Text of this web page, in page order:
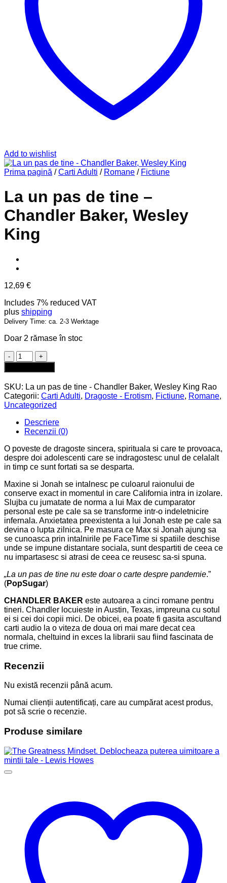
Add to wishlist
Prima pagină / Carti Adulti / Romane / Fictiune
La un pas de tine –
Chandler Baker, Wesley
King
12,69 €
Includes 7% reduced VAT
plus shipping
Delivery Time: ca. 2-3 Werktage
Doar 2 rămase în stoc
Cantitate
La
un
pas
de
tine
-
Chandler
Baker,
Wesley
King
SKU: La un pas de tine - Chandler Baker, Wesley King Rao
Categorii: Carti Adulti, Dragoste - Erotism, Fictiune, Romane,
Uncategorized
Descriere
Recenzii (0)
O poveste de dragoste sincera, spirituala si care te provoaca,
despre doi adolescenti care se indragostesc unul de celalalt
in timp ce sunt fortati sa se desparta.
Maxine si Jonah se intalnesc pe culoarul raionului de
conserve exact in momentul in care California intra in izolare.
Slujba cu jumatate de norma a lui Max de cumparator
personal este pe cale sa se transforme intr-o indeletnicire
infernala. Anxietatea preexistenta a lui Jonah este pe cale sa
devina o lupta zilnica. Pe masura ce Max si Jonah ajung sa
se cunoasca prin intalnirile pe FaceTime si spatiile deschise
unde se impune distantare sociala, sunt despartiti de ceea ce
nu impartasesc si atrasi de ceea ce reusesc sa-si spuna.
„La un pas de tine nu este doar o carte despre pandemie.”
(PopSugar)
CHANDLER BAKER este autoarea a cinci romane pentru
tineri. Chandler locuieste in Austin, Texas, impreuna cu sotul
ei si cei doi copii mici. De obicei, ea poate fi gasita ascultand
carti audio la o viteza de doua ori mai mare decat cea
normala, cheltuind in exces la librarii sau fiind fascinata de
true crime.
Recenzii
Nu există recenzii până acum.
Numai clienții autentificați, care au cumpărat acest produs,
pot să scrie o recenzie.
Produse similare